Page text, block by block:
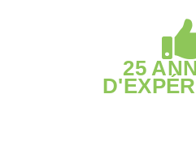
25